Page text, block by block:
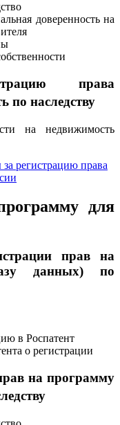
доверенность на
права
по наследству
на недвижимость
регистрацию права
для
прав на
данных) по
в Роспатент
о регистрации
на программу